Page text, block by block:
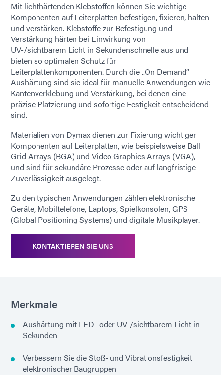
Mit lichthärtenden Klebstoffen können Sie wichtige
Komponenten auf Leiterplatten befestigen, fixieren, halten
und verstärken. Klebstoffe zur Befestigung und
Verstärkung härten bei Einwirkung von
UV-/sichtbarem Licht in Sekundenschnelle aus und
bieten so optimalen Schutz für
Leiterplattenkomponenten. Durch die „On Demand“
Aushärtung sind sie ideal für manuelle Anwendungen wie
Kantenverklebung und Verstärkung, bei denen eine
präzise Platzierung und sofortige Festigkeit entscheidend
sind.
Materialien von Dymax dienen zur Fixierung wichtiger
Komponenten auf Leiterplatten, wie beispielsweise Ball
Grid Arrays (BGA) und Video Graphics Arrays (VGA),
und sind für sekundäre Prozesse oder auf langfristige
Zuverlässigkeit ausgelegt.
Zu den typischen Anwendungen zählen elektronische
Geräte, Mobiltelefone, Laptops, Spielkonsolen, GPS
(Global Positioning Systems) und digitale Musikplayer.
KONTAKTIEREN SIE UNS
Merkmale
Aushärtung mit LED- oder UV-/sichtbarem Licht in
Sekunden
Verbessern Sie die Stoß- und Vibrationsfestigkeit
elektronischer Baugruppen